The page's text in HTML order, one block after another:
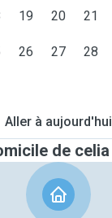
19 20 21
26 27 28
Aller à aujourd'hui
de celia